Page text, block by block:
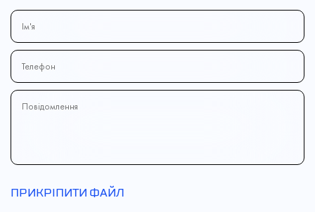
ПРИКРІПИТИ ФАЙЛ